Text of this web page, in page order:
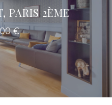
PARIS 2ÈME
€